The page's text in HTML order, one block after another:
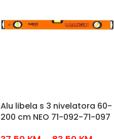
Alu libela s 3 nivelatora 60-
200 cm NEO 71-092-71-097